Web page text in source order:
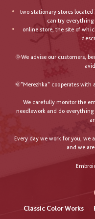
two stationary stores
can try
online store, the site of
🌞We advise our customers,
🌞"Merezhka" cooperates with
We carefully monitor the
needlework and do
Every day we work for you, we
and we
Classic Color Works